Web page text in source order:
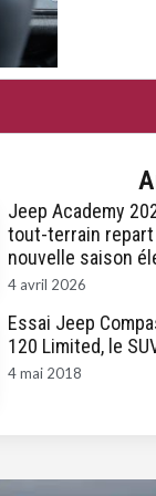
Jeep Academy
tout-terrain repart
nouvelle saison
4 avril 2026
Essai Jeep
120 Limited, le
4 mai 2018